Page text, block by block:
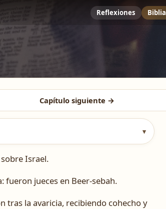
Reflexiones Biblia
Capítulo siguiente →
▾
Israel.
fueron jueces en Beer-sebah.
tras la avaricia, recibiendo cohecho y